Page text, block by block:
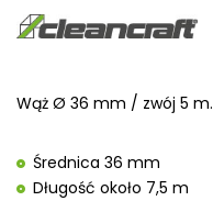
Wąż Ø 36 mm / zwój 5 m.
Średnica 36 mm
Długość około 7,5 m